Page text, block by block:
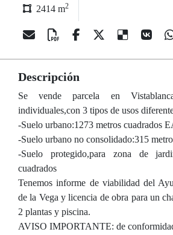
2414 m2
Descripción
Se vende parcela en
individuales,con 3 tipos de usos
-Suelo urbano:1273 metros cuadrados
-Suelo urbano no consolidado:315
-Suelo protegido,para zona de
cuadrados
Tenemos informe de viabilidad del
de la Vega y licencia de obra para un
2 plantas y piscina.
AVISO IMPORTANTE: de